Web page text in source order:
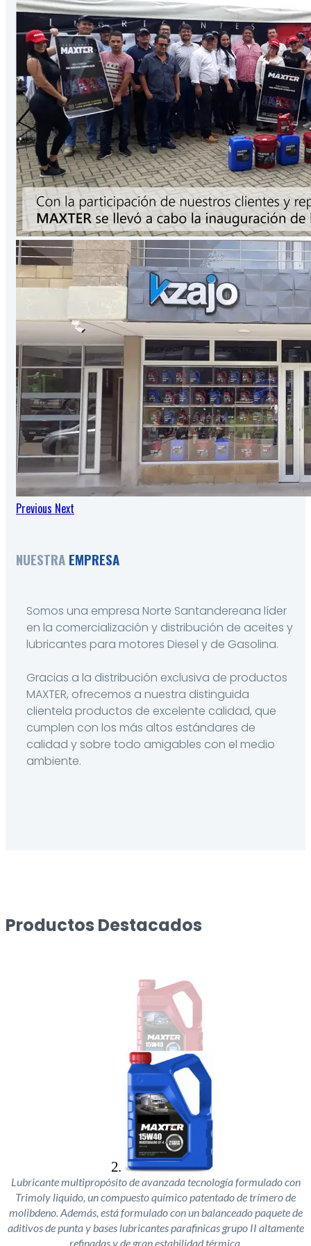
Presentación
3.78Lts
VER PRODUCTO
Previous Next
NUESTRA EMPRESA
Somos una empresa Norte Santandereana líder
en la comercialización y distribución de aceites y
lubricantes para motores Diesel y de Gasolina.
Gracias a la distribución exclusiva de productos
MAXTER, ofrecemos a nuestra distinguida
clientela productos de excelente calidad, que
cumplen con los más altos estándares de
calidad y sobre todo amigables con el medio
ambiente.
Productos Destacados
Lubricante multipropósito de avanzada tecnología formulado con
Trimoly liquido, un compuesto químico patentado de trímero de
molibdeno. Además, está formulado con un balanceado paquete de
aditivos de punta y bases lubricantes parafinicas grupo II altamente
refinadas y de gran estabilidad térmica.